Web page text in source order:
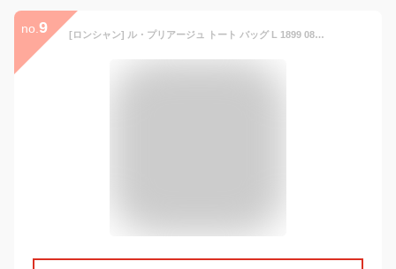
no. 9 [ロンシャン] ル・プリアージュ トート バッグ L 1899 089 P68 MARINE [並行輸入品]